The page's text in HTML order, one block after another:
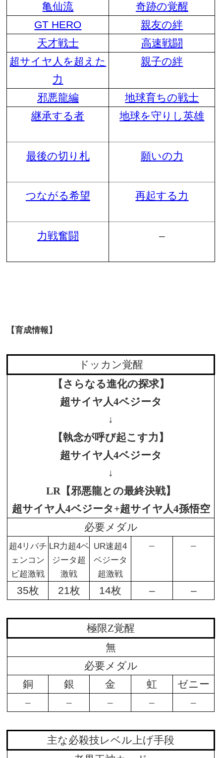
亀仙流
奇跡の覚醒
GT HERO
親友の絆
天才戦士
高速戦闘
超サイヤ人を超えた
力
親子の絆
邪悪龍編
地球育ちの戦士
継承する者
最後の切り札
つながる希望
力戦奮闘
地球を守りし英雄
願いの力
再起する力
–
【育成情報】
ドッカン覚醒
【さらなる進化の探求】
超サイヤ人4ベジータ
↓
【執念が呼び起こす力】
超サイヤ人4ベジータ
↓
LR【邪悪龍との最終決戦】
超サイヤ人4ベジータ+超サイヤ人4孫悟空
必要メダル
超4リバチ
ェンコン
ビ超激戦
LR力超4ベ
ジータ超
激戦
UR速超4
ベジータ
超激戦
– –
35枚 21枚 14枚 – –
極限Z覚醒
無
必要メダル
銅
銀 金 虹
ゼニー
–
– – – –
主な必殺技レベル上げ手段